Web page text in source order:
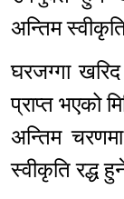
अन्तिम
घरजग्गा
प्राप्त भएको
अन्तिम
स्वीकृति रद्ध